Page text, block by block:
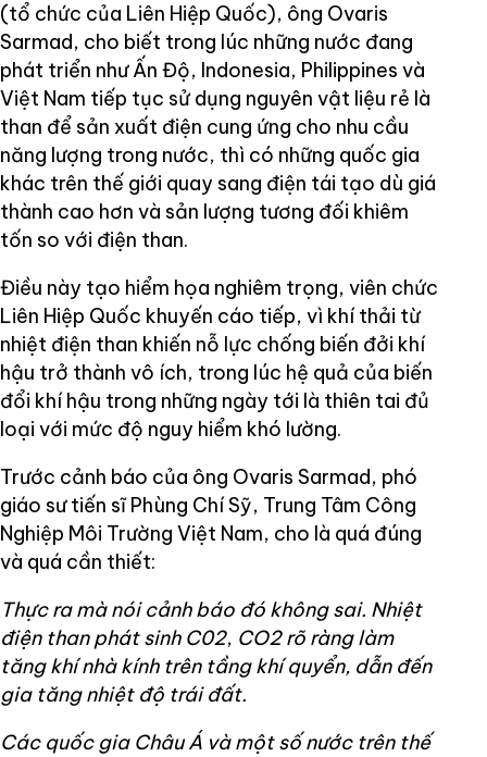
(tổ chức của Liên Hiệp Quốc), ông Ovaris
Sarmad, cho biết trong lúc những nước đang
phát triển như Ấn Độ, Indonesia, Philippines và
Việt Nam tiếp tục sử dụng nguyên vật liệu rẻ là
than để sản xuất điện cung ứng cho nhu cầu
năng lượng trong nước, thì có những quốc gia
khác trên thế giới quay sang điện tái tạo dù giá
thành cao hơn và sản lượng tương đối khiêm
tốn so với điện than.
Điều này tạo hiểm họa nghiêm trọng, viên chức
Liên Hiệp Quốc khuyến cáo tiếp, vì khí thải từ
nhiệt điện than khiến nỗ lực chống biến đởi khí
hậu trở thành vô ích, trong lúc hệ quả của biến
đổi khí hậu trong những ngày tới là thiên tai đủ
loại với mức độ nguy hiểm khó lường.
Trước cảnh báo của ông Ovaris Sarmad, phó
giáo sư tiến sĩ Phùng Chí Sỹ, Trung Tâm Công
Nghiệp Môi Trường Việt Nam, cho là quá đúng
và quá cần thiết:
Thực ra mà nói cảnh báo đó không sai. Nhiệt
điện than phát sinh C02, CO2 rõ ràng làm
tăng khí nhà kính trên tầng khí quyển, dẫn đến
gia tăng nhiệt độ trái đất.
Các quốc gia Châu Á và một số nước trên thế